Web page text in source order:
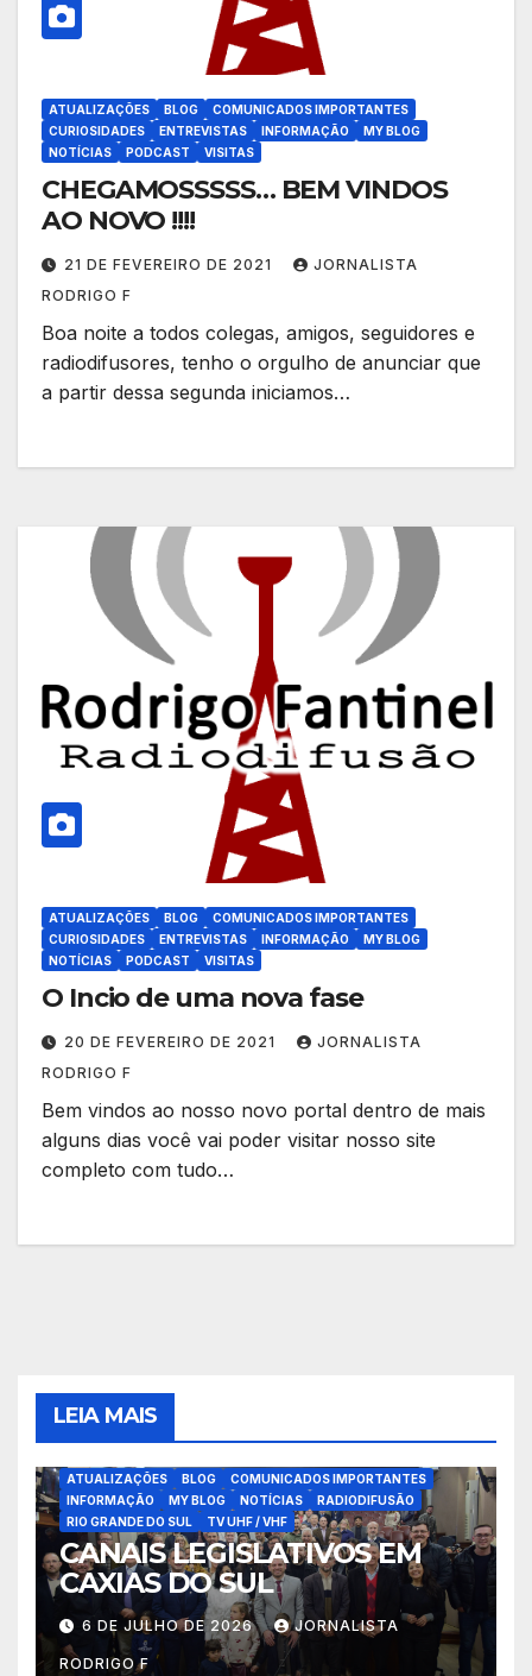
ATUALIZAÇÕES BLOG
COMUNICADOS IMPORTANTES
CURIOSIDADES
ENTREVISTAS INFORMAÇÃO
MY BLOG
NOTÍCIAS
PODCAST VISITAS
CHEGAMOSSSSS… BEM VINDOS
AO NOVO !!!!
21 DE FEVEREIRO DE 2021
JORNALISTA
RODRIGO F
Boa noite a todos colegas, amigos, seguidores e
radiodifusores, tenho o orgulho de anunciar que
a partir dessa segunda iniciamos…
ATUALIZAÇÕES BLOG
COMUNICADOS IMPORTANTES
CURIOSIDADES
ENTREVISTAS INFORMAÇÃO
MY BLOG
NOTÍCIAS
PODCAST VISITAS
O Incio de uma nova fase
20 DE FEVEREIRO DE 2021
JORNALISTA
RODRIGO F
Bem vindos ao nosso novo portal dentro de mais
alguns dias você vai poder visitar nosso site
completo com tudo…
LEIA MAIS
ATUALIZAÇÕES BLOG
COMUNICADOS IMPORTANTES
INFORMAÇÃO
MY BLOG NOTÍCIAS
RADIODIFUSÃO
RIO GRANDE DO SUL
TV UHF / VHF
CANAIS LEGISLATIVOS EM
CAXIAS DO SUL
6 DE JULHO DE 2026 JORNALISTA
RODRIGO F